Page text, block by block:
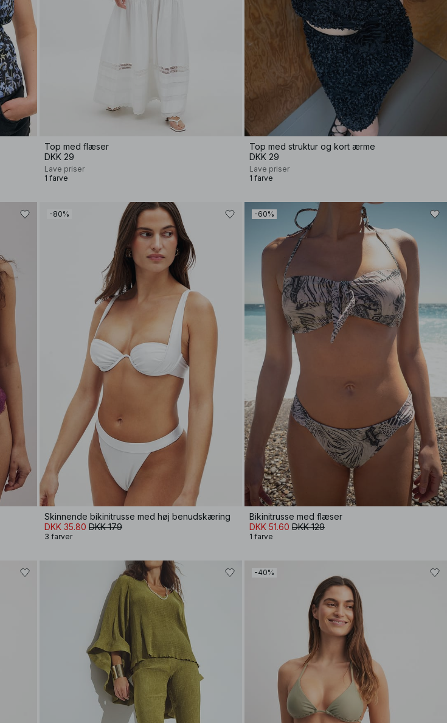
Top med flæser
DKK 29
Lave priser
1 farve
Top med struktur og kort ærme
DKK 29
Lave priser
1 farve
-80%
Skinnende bikinitrusse med høj benudskæring
DKK 35.80 DKK 179
3 farver
-60%
Bikinitrusse med flæser
DKK 51.60 DKK 129
1 farve
-40%